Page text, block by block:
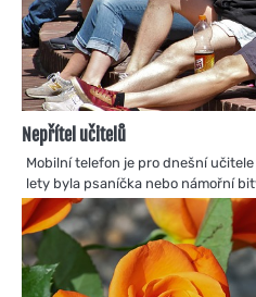
Nepřítel učitelů
Mobilní telefon je pro dnešní
lety byla psaníčka nebo námořní